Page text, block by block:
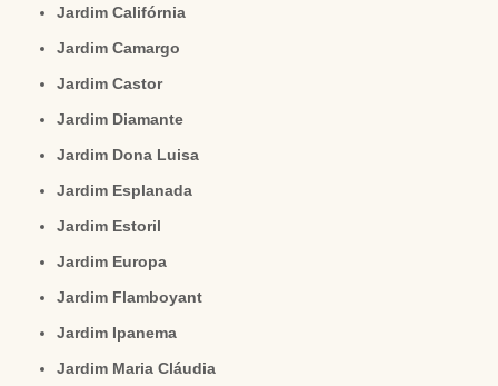
Jardim Califórnia
Jardim Camargo
Jardim Castor
Jardim Diamante
Jardim Dona Luisa
Jardim Esplanada
Jardim Estoril
Jardim Europa
Jardim Flamboyant
Jardim Ipanema
Jardim Maria Cláudia